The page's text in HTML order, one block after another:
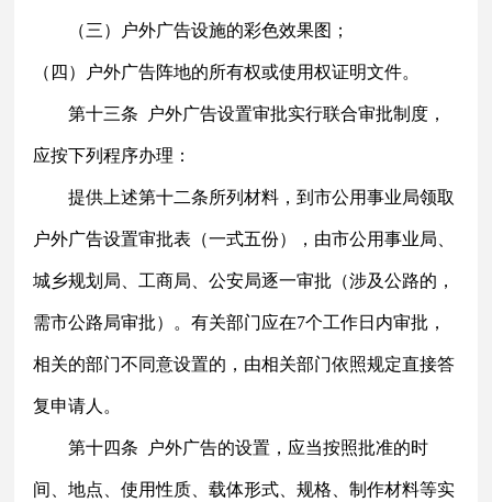
（三）户外广告设施的彩色效果图；
（四）户外广告阵地的所有权或使用权证明文件。
第十三条 户外广告设置审批实行联合审批制度，
应按下列程序办理：
提供上述第十二条所列材料，到市公用事业局领取
户外广告设置审批表（一式五份），由市公用事业局、
城乡规划局、工商局、公安局逐一审批（涉及公路的，
需市公路局审批）。有关部门应在7个工作日内审批，
相关的部门不同意设置的，由相关部门依照规定直接答
复申请人。
第十四条 户外广告的设置，应当按照批准的时
间、地点、使用性质、载体形式、规格、制作材料等实